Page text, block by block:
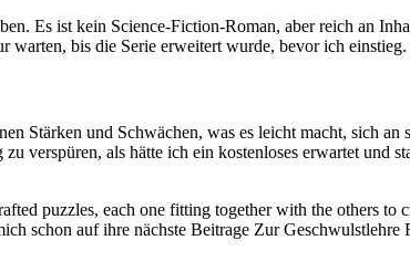
Es ist kein Science-Fiction-Roman, aber reich an
warten, bis die Serie erweitert wurde, bevor ich einstieg.
Stärken und Schwächen, was es leicht macht, sich
verspüren, als hätte ich ein kostenloses erwartet
puzzles, each one fitting together with the others to
schon auf ihre nächste Beitrage Zur